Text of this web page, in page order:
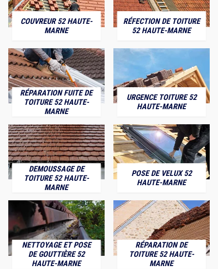
COUVREUR 52 HAUTE-
MARNE
RÉFECTION DE TOITURE
52 HAUTE-MARNE
RÉPARATION FUITE DE
TOITURE 52 HAUTE-
MARNE
URGENCE TOITURE 52
HAUTE-MARNE
DEMOUSSAGE DE
TOITURE 52 HAUTE-
MARNE
POSE DE VELUX 52
HAUTE-MARNE
NETTOYAGE ET POSE
DE GOUTTIÈRE 52
HAUTE-MARNE
RÉPARATION DE
TOITURE 52 HAUTE-
MARNE